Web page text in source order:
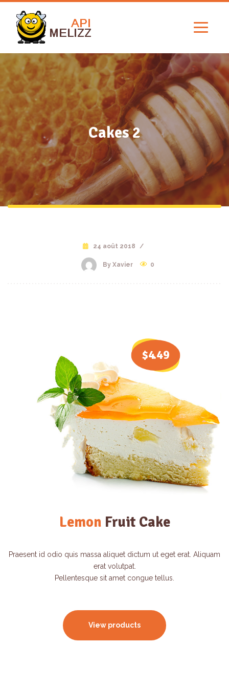
Cakes 2
24 août 2018 /
By Xavier 0
$4.49
Lemon Fruit Cake
Praesent id odio quis massa aliquet dictum ut eget erat. Aliquam
erat volutpat.
Pellentesque sit amet congue tellus.
View products